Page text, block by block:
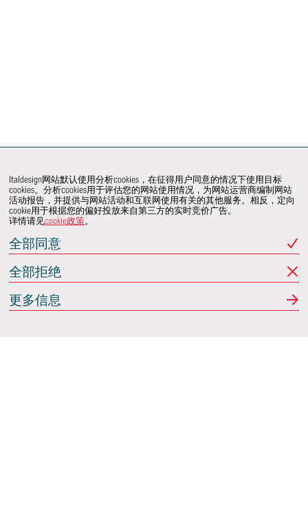
Italdesign网站默认使用分析cookies，在征得用户同意的情况下使用目标
cookies。分析cookies用于评估您的网站使用情况，为网站运营商编制网站
活动报告，并提供与网站活动和互联网使用有关的其他服务。相反，定向
cookie用于根据您的偏好投放来自第三方的实时竞价广告。
详情请见cookie政策。
全部同意
全部拒绝
更多信息